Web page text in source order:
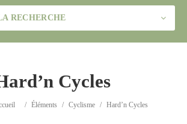
RECHERCHE
Cycles
/ Éléments / Cyclisme / Hard’n Cycles